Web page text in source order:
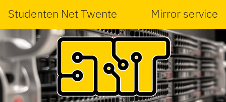
Studenten Net Twente Mirror service